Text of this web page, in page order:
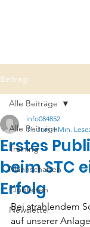
Beitrag
Alle Beiträge
Training
Mannschaften
Clubleben
Newsletter
Alle Beiträge
Erstes
beim STC
Erfolg
info084852
11. Juni 1 Min.
Bei strahlendem
auf unserer